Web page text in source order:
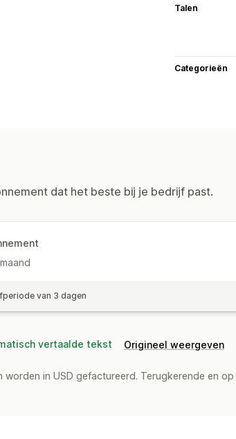
Talen
Categorieën
dat het beste bij je bedrijf past.
van 3 dagen
vertaalde tekst Origineel weergeven
worden in USD gefactureerd. Terugkerende en